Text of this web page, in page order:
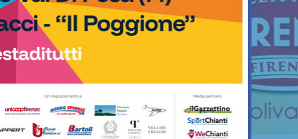
in Terza categoria”